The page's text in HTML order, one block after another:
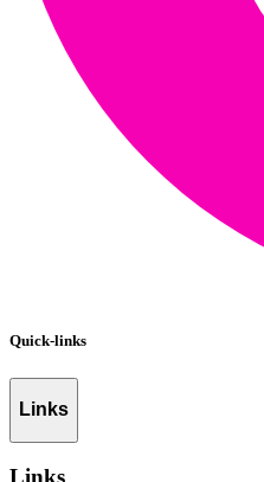
Quick-links
Links